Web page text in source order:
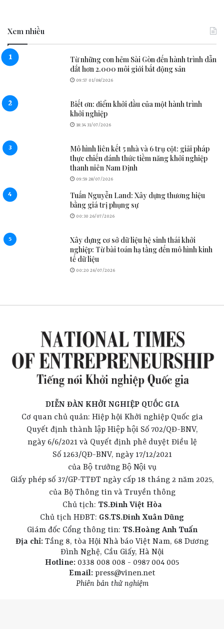
Xem nhiều
Từ những con hẻm Sài Gòn đến hành trình dẫn
dắt hơn 2.000 môi giới bất động sản
09:57 01/08/2026
Biết ơn: điểm khởi đầu của một hành trình
khởi nghiệp
18:34 31/07/2026
Mô hình liên kết 5 nhà và 6 trụ cột: giải pháp
thực chiến đánh thức tiềm năng khởi nghiệp
thanh niên Nam Định
09:59 28/07/2026
Tuấn Nguyễn Land: Xây dựng thương hiệu
bằng giá trị phụng sự
00:30 26/07/2026
Xây dựng cơ sở dữ liệu hệ sinh thái khởi
nghiệp: Từ bài toán hạ tầng đến mô hình kinh
tế dữ liệu
00:20 26/07/2026
DIỄN ĐÀN KHỞI NGHIỆP QUỐC GIA
Cơ quan chủ quản: Hiệp hội Khởi nghiệp Quốc gia
Quyết định thành lập Hiệp hội Số 702/QĐ-BNV,
ngày 6/6/2021 và Quyết định phê duyệt Điều lệ
Số 1263/QĐ-BNV, ngày 17/12/2021
của Bộ trưởng Bộ Nội vụ
Giấy phép số 37/GP-TTĐT ngày cấp 18 tháng 2 năm 2025,
của Bộ Thông tin và Truyền thông
Chủ tịch: TS.Đinh Việt Hòa
Chủ tịch HĐBT: GS.TS.Đinh Xuân Dũng
Giám đốc Cổng thông tin: TS.Hoàng Anh Tuấn
Địa chỉ: Tầng 8, tòa Hội Nhà báo Việt Nam, 68 Dương
Đình Nghệ, Cầu Giấy, Hà Nội
Hotline: 0338 008 008 - 0987 004 005
Email:press@vinen.net
Phiên bản thử nghiệm